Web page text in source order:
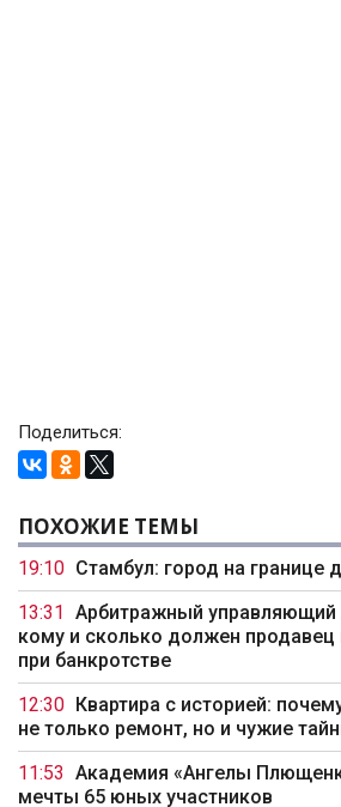
Поделиться:
ПОХОЖИЕ ТЕМЫ
19:10 Стамбул: город на границе
13:31
Арбитражный управляющий
кому и сколько должен продавец
при банкротстве
12:30
Квартира с историей:
не только ремонт, но и чужие
11:53 Академия «Ангелы
мечты 65 юных участников